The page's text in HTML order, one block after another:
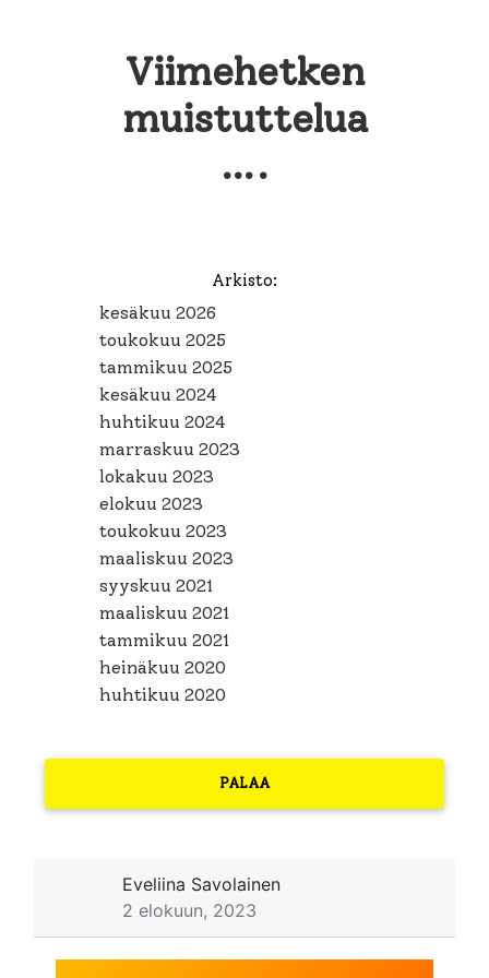
Viimehetken
muistuttelua
….
Arkisto:
kesäkuu 2026
toukokuu 2025
tammikuu 2025
kesäkuu 2024
huhtikuu 2024
marraskuu 2023
lokakuu 2023
elokuu 2023
toukokuu 2023
maaliskuu 2023
syyskuu 2021
maaliskuu 2021
tammikuu 2021
heinäkuu 2020
huhtikuu 2020
PALAA
Eveliina Savolainen
2 elokuun, 2023